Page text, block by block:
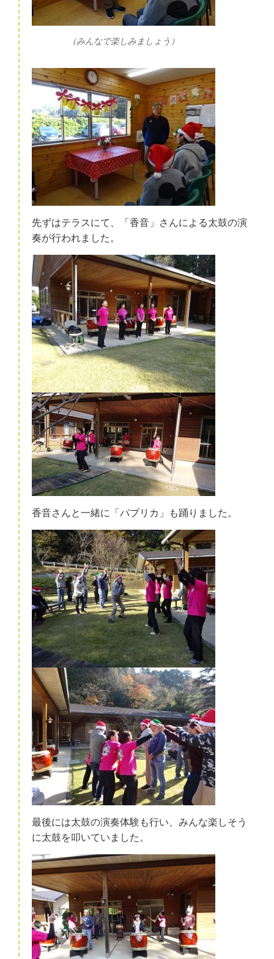
（みんなで楽しみましょう）
先ずはテラスにて、「香音」さんによる太鼓の演
奏が行われました。
香音さんと一緒に「パプリカ」も踊りました。
最後には太鼓の演奏体験も行い、みんな楽しそう
に太鼓を叩いていました。